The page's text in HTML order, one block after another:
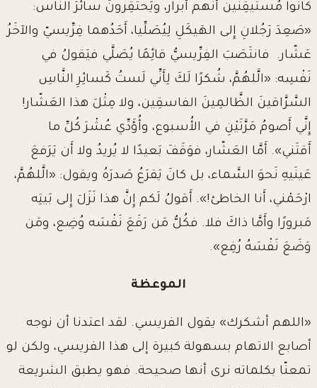
كانوا مُستيقِنين أّنَّهم أَبرار، ويَحتَقِرونَ سائرَ النَّاس:
«صَعِدَ رَجُلانِ إِلى الهَيكَلِ لِيُصَلِّيا، أَحَدُهما فِرِّيسيّ والآخَرُ
عَشّار.
فانتَصَبَ الفِرِّيسيُّ قائِمًا يُصَلَّي فيَقولُ في
نَفْسِه: «الَّلهُمَّ، شُكرًا لَكَ لِأَنِّي لَستُ كَسائِرِ النَّاسِ
السَّرَّاقينَ الظَّالمِينَ الفاسقِين، ولا مِثْلَ هذا العَشّار!
إِنَّي أَصومُ مَرَّتَيْنِ في الأُسبوع، وأُؤَدِّي عُشْرَ كُلِّ ما
أَقتَني». أَمَّا العَشّار، فوَقَفَ بَعيدًا لا يُريدُ ولا أَن يَرَفعَ
عَينَيهِ نَحوَ السَّماء، بل كانَ يَقرَعُ صَدرَهُ ويقول: «الَّلهُمَّ،
ارْحَمْني، أَنا الخاطئ!». أَقولُ لَكم إِنَّ هذا نَزَلَ إِلى بَيتِه
مَبرورًا وأَمَّا ذاكَ فلا. فكُلُّ مَن رَفَعَ نَفْسَه وُضِع، ومَن
وَضَعَ نَفْسَهُ رُفِع».
الموعظة
«اللهم أشكرك» يقول الفريسي. لقد اعتدنا أن نوجه
أصابع الاتهام بسهولة كبيرة إلى هذا الفريسي، ولكن لو
تمعنّا بكلماته نرى أنها صحيحة. فهو يطبق الشريعة